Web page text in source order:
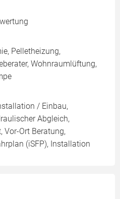
Pelletheizung,
Wohnraumlüftung,
/ Einbau,
Abgleich,
Vor-Ort Beratung,
(iSFP), Installation